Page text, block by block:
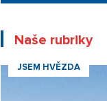
Naše rubriky
JSEM HVĚZDA